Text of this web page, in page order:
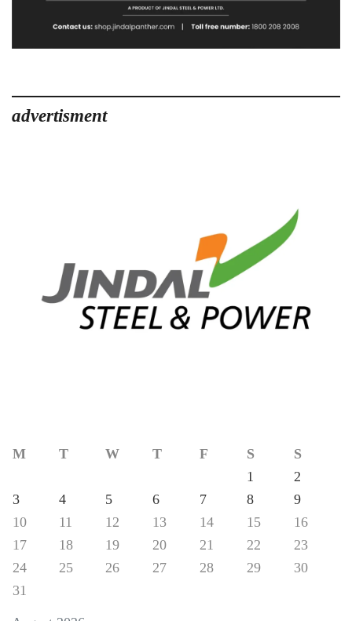
advertisment
M T W T F S
S
1
2
3
4 5 6 7 8
9
10
11 12 13 14 15
16
17
18 19 20 21 22
23
24
25 26 27 28 29
30
31